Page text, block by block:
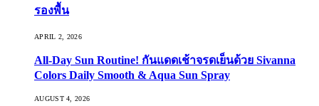
รองพื้น
APRIL 2, 2026
All-Day Sun Routine! กันแดดเช้าจรดเย็นด้วย Sivanna
Colors Daily Smooth & Aqua Sun Spray
AUGUST 4, 2026